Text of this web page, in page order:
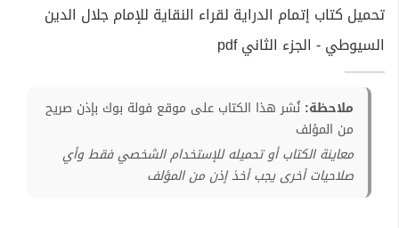
تحميل كتاب إتمام الدراية لقراء النقاية للإمام جلال الدين
السيوطي - الجزء الثاني pdf
ملاحظة: نُشر هذا الكتاب على موقع فولة بوك بإذن صريح
من المؤلف
معاينة الكتاب أو تحميله للإستخدام الشخصي فقط وأي
صلاحيات أخرى يجب أخذ إذن من المؤلف